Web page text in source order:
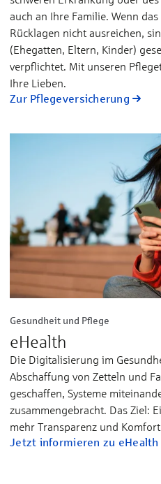
auch an Ihre Familie. Wenn
Rücklagen nicht ausreichen,
(Ehegatten, Eltern, Kinder)
verpflichtet. Mit unseren
Ihre Lieben.
Zur Pflegeversicherung
Gesundheit und Pflege
eHealth
Die Digitalisierung im
Abschaffung von Zetteln und
geschaffen, Systeme
zusammengebracht. Das Ziel:
mehr Transparenz und
Jetzt informieren zu eHealth